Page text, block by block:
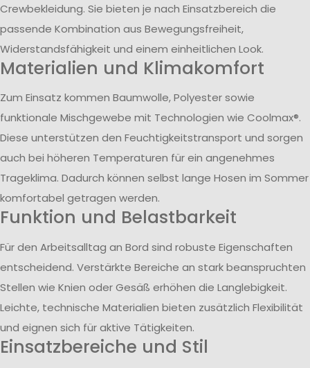
Crewbekleidung. Sie bieten je nach Einsatzbereich die
passende Kombination aus Bewegungsfreiheit,
Widerstandsfähigkeit und einem einheitlichen Look.
Materialien und Klimakomfort
Zum Einsatz kommen Baumwolle, Polyester sowie
funktionale Mischgewebe mit Technologien wie Coolmax®.
Diese unterstützen den Feuchtigkeitstransport und sorgen
auch bei höheren Temperaturen für ein angenehmes
Trageklima. Dadurch können selbst lange Hosen im Sommer
komfortabel getragen werden.
Funktion und Belastbarkeit
Für den Arbeitsalltag an Bord sind robuste Eigenschaften
entscheidend. Verstärkte Bereiche an stark beanspruchten
Stellen wie Knien oder Gesäß erhöhen die Langlebigkeit.
Leichte, technische Materialien bieten zusätzlich Flexibilität
und eignen sich für aktive Tätigkeiten.
Einsatzbereiche und Stil